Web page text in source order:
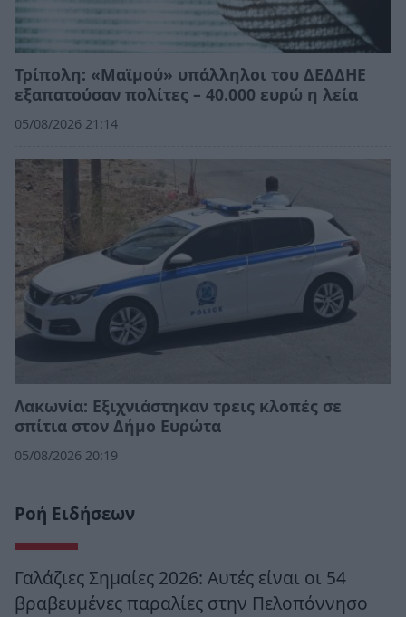
Τρίπολη: «Μαϊμού» υπάλληλοι του ΔΕΔΔΗΕ
εξαπατούσαν πολίτες – 40.000 ευρώ η λεία
05/08/2026 21:14
Λακωνία: Εξιχνιάστηκαν τρεις κλοπές σε
σπίτια στον Δήμο Ευρώτα
05/08/2026 20:19
Ροή Ειδήσεων
Γαλάζιες Σημαίες 2026: Αυτές είναι οι 54
βραβευμένες παραλίες στην Πελοπόννησο